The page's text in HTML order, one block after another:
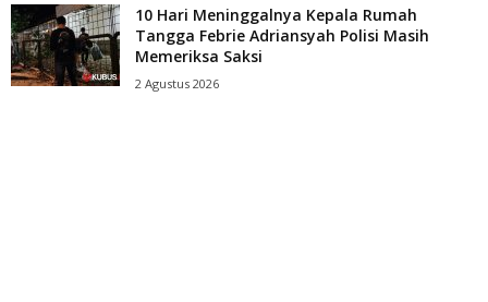
10 Hari Meninggalnya Kepala Rumah
Tangga Febrie Adriansyah Polisi Masih
Memeriksa Saksi
2 Agustus 2026